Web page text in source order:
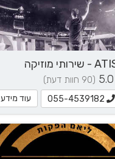
5.0 (90 חוות דעת)
055-4539182 עוד מידע